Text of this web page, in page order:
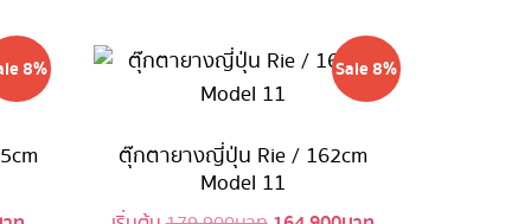
8% Sale 8%
ตุ๊กตายางญี่ปุ่น Rie / 162cm
Model 11